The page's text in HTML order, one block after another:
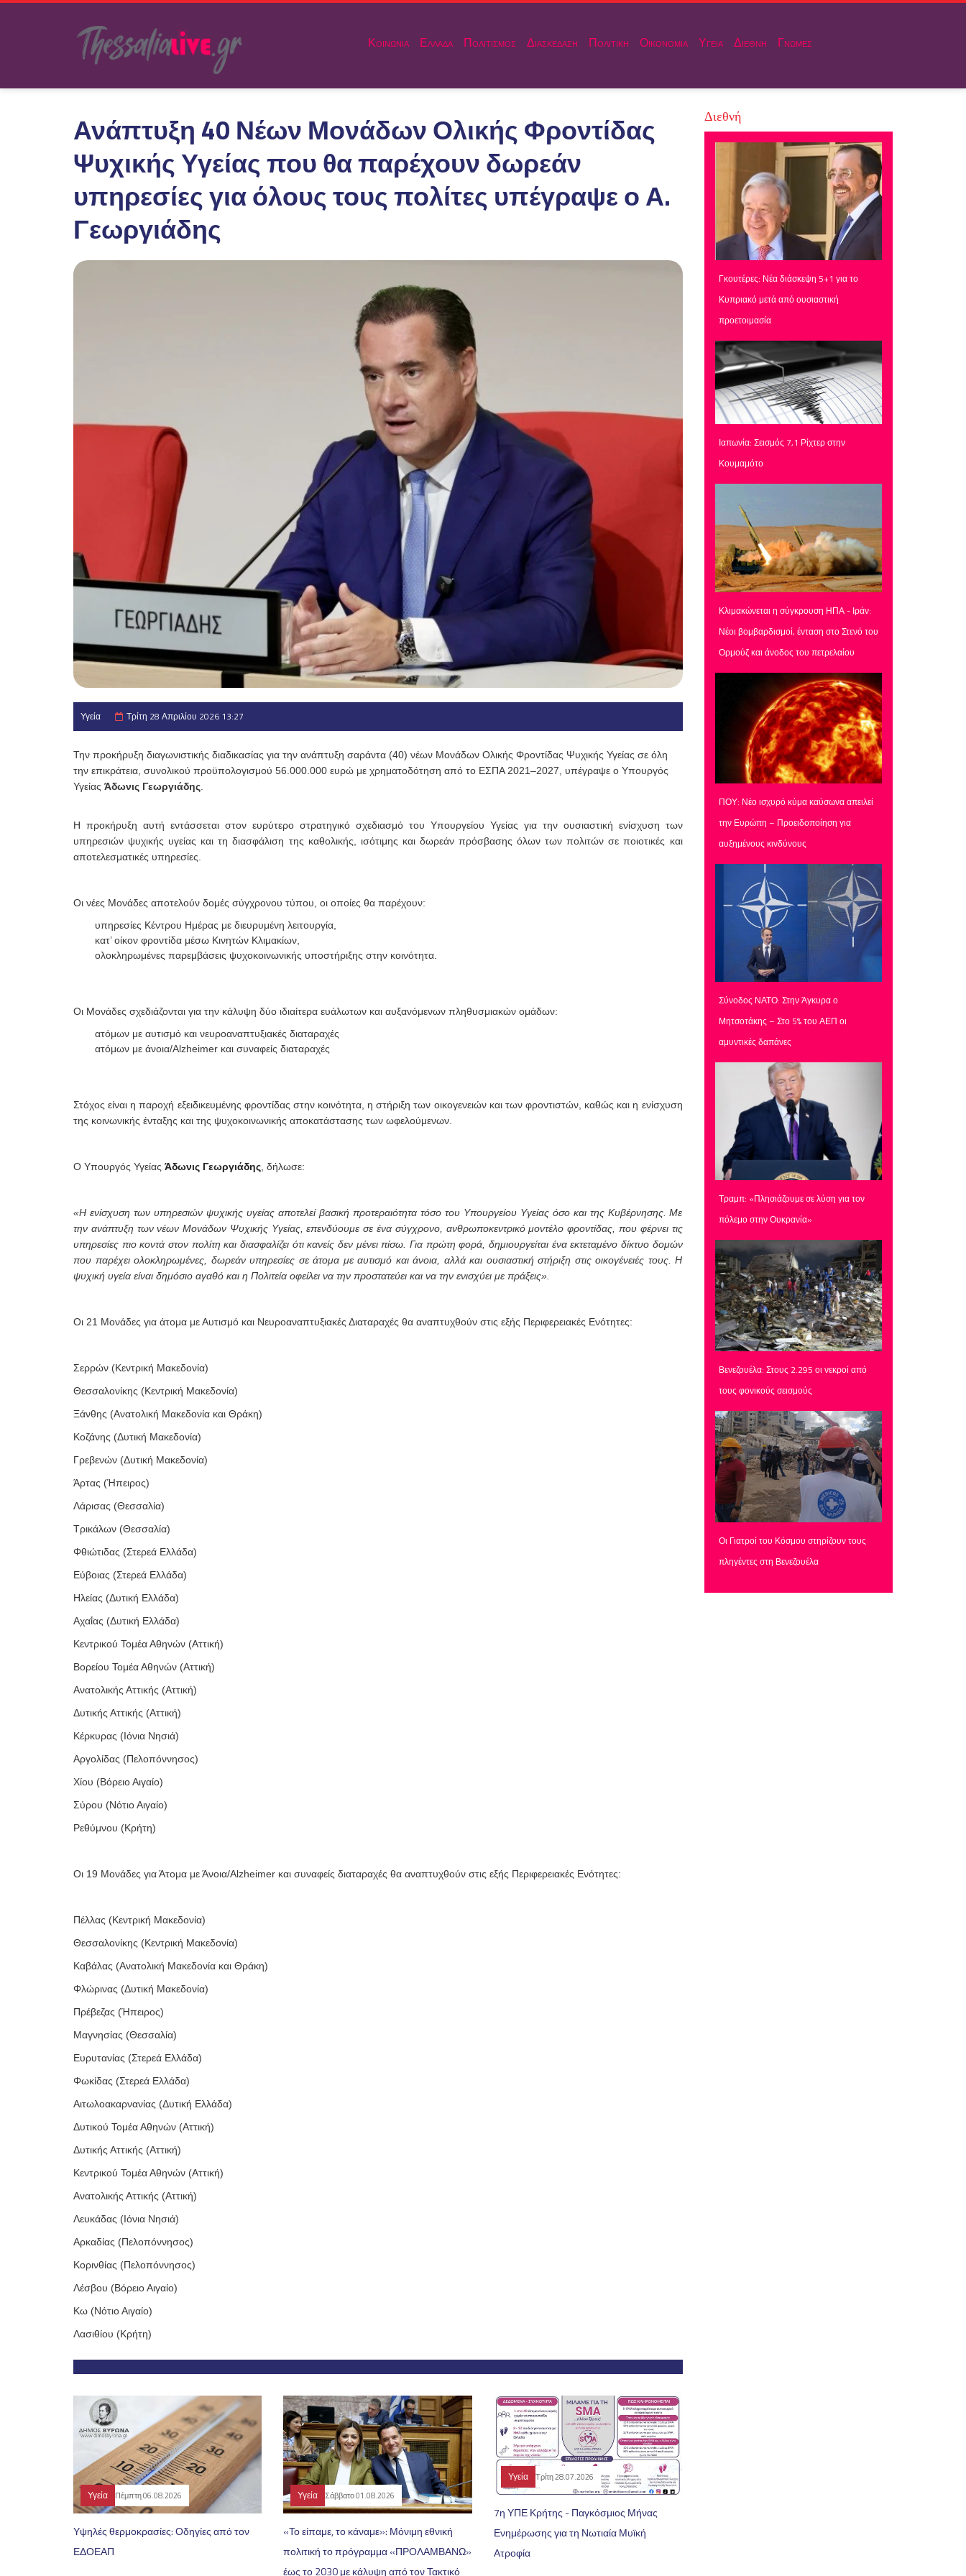
Κοινωνια Ελλαδα Πολιτισμος Διασκεδαση Πολιτικη Οικονομια Υγεια Διεθνη Γνωμες
Ανάπτυξη 40 Νέων Μονάδων Ολικής Φροντίδας
Ψυχικής Υγείας που θα παρέχουν δωρεάν
υπηρεσίες για όλους τους πολίτες υπέγραψε ο Α.
Γεωργιάδης
Υγεία Τρίτη 28 Απριλίου 2026 13:27
Την προκήρυξη διαγωνιστικής διαδικασίας για την ανάπτυξη σαράντα (40) νέων Μονάδων Ολικής Φροντίδας Ψυχικής Υγείας σε όλη
την επικράτεια, συνολικού προϋπολογισμού 56.000.000 ευρώ με χρηματοδότηση από το ΕΣΠΑ 2021–2027, υπέγραψε ο Υπουργός
Υγείας Άδωνις Γεωργιάδης.
Η προκήρυξη αυτή εντάσσεται στον ευρύτερο στρατηγικό σχεδιασμό του Υπουργείου Υγείας για την ουσιαστική ενίσχυση των
υπηρεσιών ψυχικής υγείας και τη διασφάλιση της καθολικής, ισότιμης και δωρεάν πρόσβασης όλων των πολιτών σε ποιοτικές και
αποτελεσματικές υπηρεσίες.
Οι νέες Μονάδες αποτελούν δομές σύγχρονου τύπου, οι οποίες θα παρέχουν:
υπηρεσίες Κέντρου Ημέρας με διευρυμένη λειτουργία,
κατ’ οίκον φροντίδα μέσω Κινητών Κλιμακίων,
ολοκληρωμένες παρεμβάσεις ψυχοκοινωνικής υποστήριξης στην κοινότητα.
Οι Μονάδες σχεδιάζονται για την κάλυψη δύο ιδιαίτερα ευάλωτων και αυξανόμενων πληθυσμιακών ομάδων:
ατόμων με αυτισμό και νευροαναπτυξιακές διαταραχές
ατόμων με άνοια/Alzheimer και συναφείς διαταραχές
Στόχος είναι η παροχή εξειδικευμένης φροντίδας στην κοινότητα, η στήριξη των οικογενειών και των φροντιστών, καθώς και η ενίσχυση
της κοινωνικής ένταξης και της ψυχοκοινωνικής αποκατάστασης των ωφελούμενων.
Ο Υπουργός Υγείας Άδωνις Γεωργιάδης, δήλωσε:
«Η ενίσχυση των υπηρεσιών ψυχικής υγείας αποτελεί βασική προτεραιότητα τόσο του Υπουργείου Υγείας όσο και της Κυβέρνησης. Με
την ανάπτυξη των νέων Μονάδων Ψυχικής Υγείας, επενδύουμε σε ένα σύγχρονο, ανθρωποκεντρικό μοντέλο φροντίδας, που φέρνει τις
υπηρεσίες πιο κοντά στον πολίτη και διασφαλίζει ότι κανείς δεν μένει πίσω. Για πρώτη φορά, δημιουργείται ένα εκτεταμένο δίκτυο δομών
που παρέχει ολοκληρωμένες, δωρεάν υπηρεσίες σε άτομα με αυτισμό και άνοια, αλλά και ουσιαστική στήριξη στις οικογένειές τους. Η
ψυχική υγεία είναι δημόσιο αγαθό και η Πολιτεία οφείλει να την προστατεύει και να την ενισχύει με πράξεις».
Οι 21 Μονάδες για άτομα με Αυτισμό και Νευροαναπτυξιακές Διαταραχές θα αναπτυχθούν στις εξής Περιφερειακές Ενότητες:
Σερρών (Κεντρική Μακεδονία)
Θεσσαλονίκης (Κεντρική Μακεδονία)
Ξάνθης (Ανατολική Μακεδονία και Θράκη)
Κοζάνης (Δυτική Μακεδονία)
Γρεβενών (Δυτική Μακεδονία)
Άρτας (Ήπειρος)
Λάρισας (Θεσσαλία)
Τρικάλων (Θεσσαλία)
Φθιώτιδας (Στερεά Ελλάδα)
Εύβοιας (Στερεά Ελλάδα)
Ηλείας (Δυτική Ελλάδα)
Αχαΐας (Δυτική Ελλάδα)
Κεντρικού Τομέα Αθηνών (Αττική)
Βορείου Τομέα Αθηνών (Αττική)
Ανατολικής Αττικής (Αττική)
Δυτικής Αττικής (Αττική)
Κέρκυρας (Ιόνια Νησιά)
Αργολίδας (Πελοπόννησος)
Χίου (Βόρειο Αιγαίο)
Σύρου (Νότιο Αιγαίο)
Ρεθύμνου (Κρήτη)
Οι 19 Μονάδες για Άτομα με Άνοια/Alzheimer και συναφείς διαταραχές θα αναπτυχθούν στις εξής Περιφερειακές Ενότητες:
Πέλλας (Κεντρική Μακεδονία)
Θεσσαλονίκης (Κεντρική Μακεδονία)
Καβάλας (Ανατολική Μακεδονία και Θράκη)
Φλώρινας (Δυτική Μακεδονία)
Πρέβεζας (Ήπειρος)
Μαγνησίας (Θεσσαλία)
Ευρυτανίας (Στερεά Ελλάδα)
Φωκίδας (Στερεά Ελλάδα)
Αιτωλοακαρνανίας (Δυτική Ελλάδα)
Δυτικού Τομέα Αθηνών (Αττική)
Δυτικής Αττικής (Αττική)
Κεντρικού Τομέα Αθηνών (Αττική)
Ανατολικής Αττικής (Αττική)
Λευκάδας (Ιόνια Νησιά)
Αρκαδίας (Πελοπόννησος)
Κορινθίας (Πελοπόννησος)
Λέσβου (Βόρειο Αιγαίο)
Κω (Νότιο Αιγαίο)
Λασιθίου (Κρήτη)
Υγεία Πέμπτη 06.08.2026
Υψηλές θερμοκρασίες: Οδηγίες από τον
ΕΔΟΕΑΠ
Υγεία Σάββατο 01.08.2026
«Το είπαμε, το κάναμε»: Μόνιμη εθνική
πολιτική το πρόγραμμα «ΠΡΟΛΑΜΒΑΝΩ»
έως το 2030 με κάλυψη από τον Τακτικό
Υγεία Τρίτη 28.07.2026
7η ΥΠΕ Κρήτης - Παγκόσμιος Μήνας
Ενημέρωσης για τη Νωτιαία Μυϊκή
Ατροφία
Διεθνή
Γκουτέρες: Νέα διάσκεψη 5+1 για το
Κυπριακό μετά από ουσιαστική
προετοιμασία
Ιαπωνία: Σεισμός 7,1 Ρίχτερ στην
Κουμαμότο
Κλιμακώνεται η σύγκρουση ΗΠΑ - Ιράν:
Νέοι βομβαρδισμοί, ένταση στο Στενό του
Ορμούζ και άνοδος του πετρελαίου
ΠΟΥ: Νέο ισχυρό κύμα καύσωνα απειλεί
την Ευρώπη – Προειδοποίηση για
αυξημένους κινδύνους
Σύνοδος ΝΑΤΟ: Στην Άγκυρα ο
Μητσοτάκης – Στο 5% του ΑΕΠ οι
αμυντικές δαπάνες
Τραμπ: «Πλησιάζουμε σε λύση για τον
πόλεμο στην Ουκρανία»
Βενεζουέλα: Στους 2.295 οι νεκροί από
τους φονικούς σεισμούς
Οι Γιατροί του Κόσμου στηρίζουν τους
πληγέντες στη Βενεζουέλα